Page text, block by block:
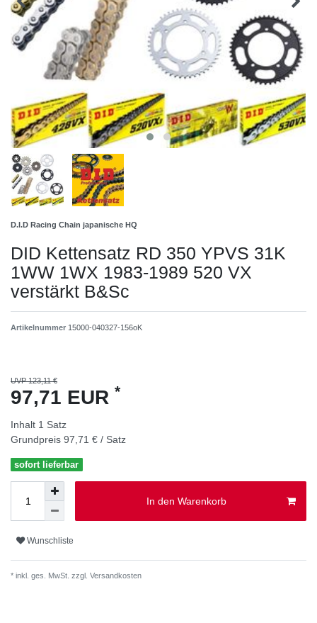
D.I.D Racing Chain japanische HQ
DID Kettensatz RD 350 YPVS 31K
1WW 1WX 1983-1989 520 VX
verstärkt B&Sc
Artikelnummer 15000-040327-156oK
UVP 123,11 €
97,71 EUR *
Inhalt 1 Satz
Grundpreis 97,71 € / Satz
sofort lieferbar
In den Warenkorb
Wunschliste
* inkl. ges. MwSt. zzgl. Versandkosten